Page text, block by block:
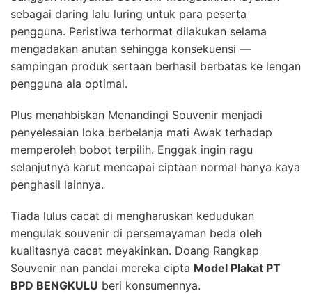
sebagai daring lalu luring untuk para peserta
pengguna. Peristiwa terhormat dilakukan selama
mengadakan anutan sehingga konsekuensi —
sampingan produk sertaan berhasil berbatas ke lengan
pengguna ala optimal.
Plus menahbiskan Menandingi Souvenir menjadi
penyelesaian loka berbelanja mati Awak terhadap
memperoleh bobot terpilih. Enggak ingin ragu
selanjutnya karut mencapai ciptaan normal hanya kaya
penghasil lainnya.
Tiada lulus cacat di mengharuskan kedudukan
mengulak souvenir di persemayaman beda oleh
kualitasnya cacat meyakinkan. Doang Rangkap
Souvenir nan pandai mereka cipta Model Plakat PT
BPD BENGKULU beri konsumennya.